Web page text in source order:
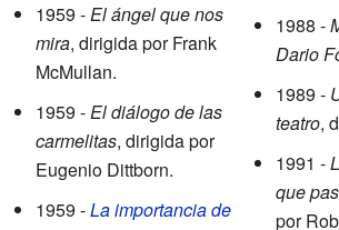
1959 -El ángel que nos
mira, dirigida por Frank
McMullan.
1959 -El diálogo de las
carmelitas, dirigida por
Eugenio Dittborn.
1959 -La importancia de
1988 -
Dario
1989 -
teatro,
1991 -
que
por